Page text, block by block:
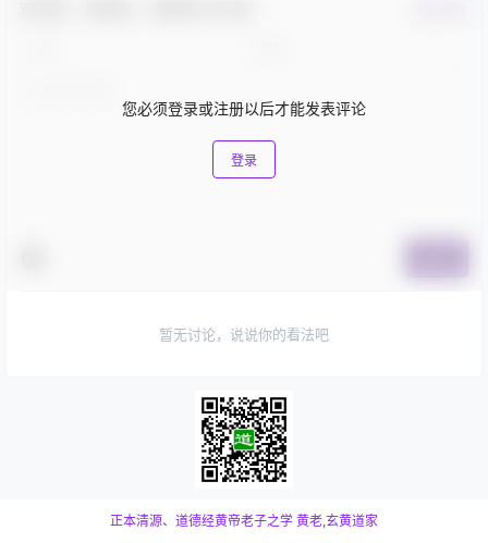
您必须登录或注册以后才能发表评论
登录
暂无讨论，说说你的看法吧
正本清源、道德经黄帝老子之学 黄老,玄黄道家